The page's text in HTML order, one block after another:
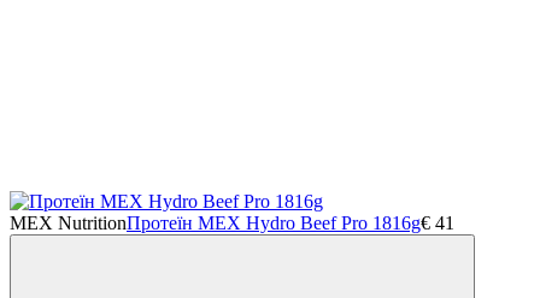
MEX NutritionПротеїн MEX Hydro Beef Pro 1816g€ 41